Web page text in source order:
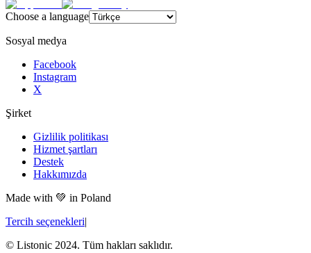
Choose a language
Sosyal medya
Facebook
Instagram
X
Şirket
Gizlilik politikası
Hizmet şartları
Destek
Hakkımızda
Made with 💚 in Poland
Tercih seçenekleri|
© Listonic 2024. Tüm hakları saklıdır.